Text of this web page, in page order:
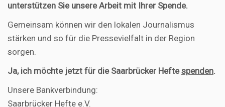
unterstützen Sie unsere Arbeit mit Ihrer Spende.
Gemeinsam können wir den lokalen Journalismus
stärken und so für die Pressevielfalt in der Region
sorgen.
Ja, ich möchte jetzt für die Saarbrücker Heftespenden.
Unsere Bankverbindung:
Saarbrücker Hefte e.V.